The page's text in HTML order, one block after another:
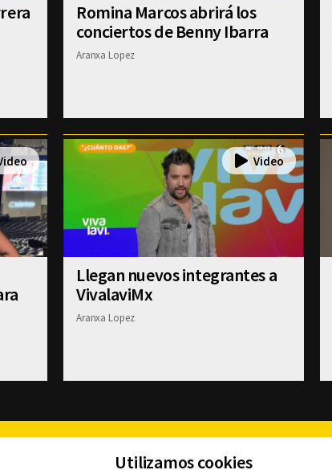
Romina Marcos abrirá los
conciertos de Benny Ibarra
Aranxa Lopez
Llegan nuevos integrantes a
VivalaviMx
Aranxa Lopez
Utilizamos cookies